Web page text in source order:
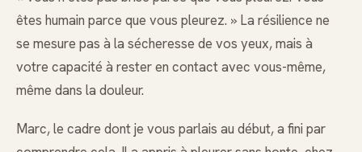
êtes humain parce que vous pleurez. » La résilience ne
se mesure pas à la sécheresse de vos yeux, mais à
votre capacité à rester en contact avec vous-même,
même dans la douleur.
Marc, le cadre dont je vous parlais au début, a fini par